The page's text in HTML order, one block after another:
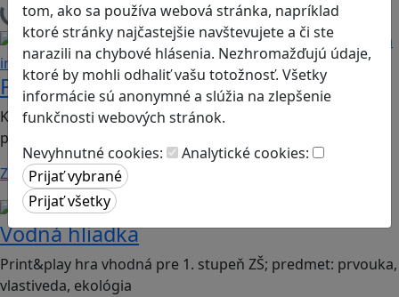
tom, ako sa používa webová stránka, napríklad
ktoré stránky najčastejšie navštevujete a či ste
narazili na chybové hlásenia. Nezhromažďujú údaje,
ktoré by mohli odhaliť vašu totožnosť. Všetky
informácie sú anonymné a slúžia na zlepšenie
funkčnosti webových stránok.
Nevyhnutné cookies:
Analytické cookies:
Načítam hry
Sociálne zručnosti a kooperácia
Emočná
inteligencia
Príbehový kruh
Kartová print&play hra vhodná 1. aj druhý stupeň ZŠ,
predmet: ranné kruhy, etická výchova
Zistiť viac
Ekológia
Vodná hliadka
Print&play hra vhodná pre 1. stupeň ZŠ; predmet: prvouka,
vlastiveda, ekológia